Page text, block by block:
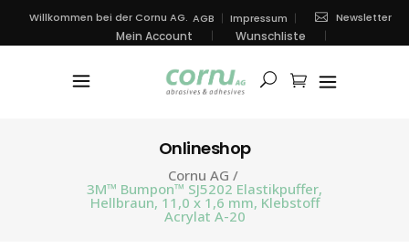
Willkommen bei der Cornu AG. AGB Impressum Newsletter
Mein Account Wunschliste
Onlineshop
Cornu AG /
3M™ Bumpon™ SJ5202 Elastikpuffer,
Hellbraun, 11,0 x 1,6 mm, Klebstoff
Acrylat A-20